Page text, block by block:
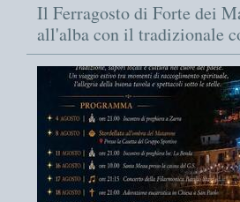
Il Ferragosto di Forte dei
all'alba con il tradizionale